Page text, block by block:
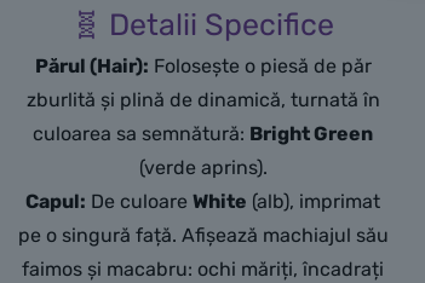
🧬 Detalii Specifice
Părul (Hair): Folosește o piesă de păr
zburlită și plină de dinamică, turnată în
culoarea sa semnătură: Bright Green
(verde aprins).
Capul: De culoareWhite (alb), imprimat
pe o singură față. Afișează machiajul său
faimos și macabru: ochi măriți, încadrați